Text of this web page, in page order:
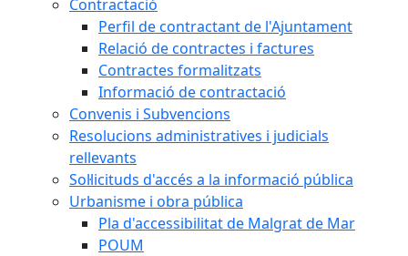
Contractació
Perfil de contractant de l'Ajuntament
Relació de contractes i factures
Contractes formalitzats
Informació de contractació
Convenis i Subvencions
Resolucions administratives i judicials
rellevants
Sol·licituds d'accés a la informació pública
Urbanisme i obra pública
Pla d'accessibilitat de Malgrat de Mar
POUM